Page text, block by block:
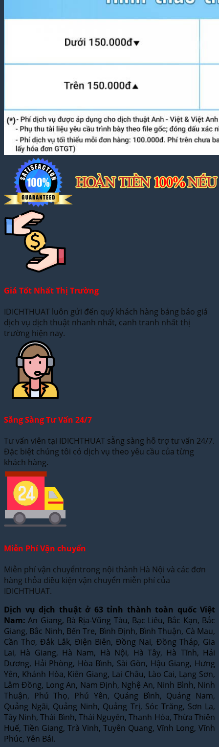
Giá Tốt Nhất Thị Trường
IDICHTHUAT luôn gửi đến quý khách hàng bảng báo giá
dịch vụ dịch thuật nhanh nhất, canh tranh nhất thị
trường hiện nay.
Sẵng Sàng Tư Vấn 24/7
Tư vấn viên tại IDICHTHUAT sẵng sàng hỗ trợ tư vấn 24/7.
Đặc biệt chúng tôi có dịch vụ theo yêu cầu của từng
khách hàng.
Miễn Phí Vận chuyển
Miễn phí vận chuyểntrong nội thành Hà Nội và các đơn
hàng thỏa điều kiện vận chuyển miễn phí của
IDICHTHUAT.
Dịch vụ dịch thuật ở 63 tỉnh thành toàn quốc Việt
Nam: An Giang, Bà Rịa-Vũng Tàu, Bạc Liêu, Bắc Kạn, Bắc
Giang, Bắc Ninh, Bến Tre, Bình Định, Bình Thuận, Cà Mau,
Cần Thơ, Đắk Lắk, Điện Biên, Đồng Nai, Đồng Tháp, Gia
Lai, Hà Giang, Hà Nam, Hà Nội, Hà Tây, Hà Tĩnh, Hải
Dương, Hải Phòng, Hòa Bình, Sài Gòn, Hậu Giang, Hưng
Yên, Khánh Hòa, Kiên Giang, Lai Châu, Lào Cai, Lạng Sơn,
Lâm Đồng, Long An, Nam Định, Nghệ An, Ninh Bình, Ninh
Thuận, Phú Thọ, Phú Yên, Quảng Bình, Quảng Nam,
Quảng Ngãi, Quảng Ninh, Quảng Trị, Sóc Trăng, Sơn La,
Tây Ninh, Thái Bình, Thái Nguyên, Thanh Hóa, Thừa Thiên
Huế, Tiền Giang, Trà Vinh, Tuyên Quang, Vĩnh Long, Vĩnh
Phúc, Yên Bái.